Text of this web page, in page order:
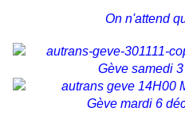
On n'attend
Gève samedi
Gève mardi 6